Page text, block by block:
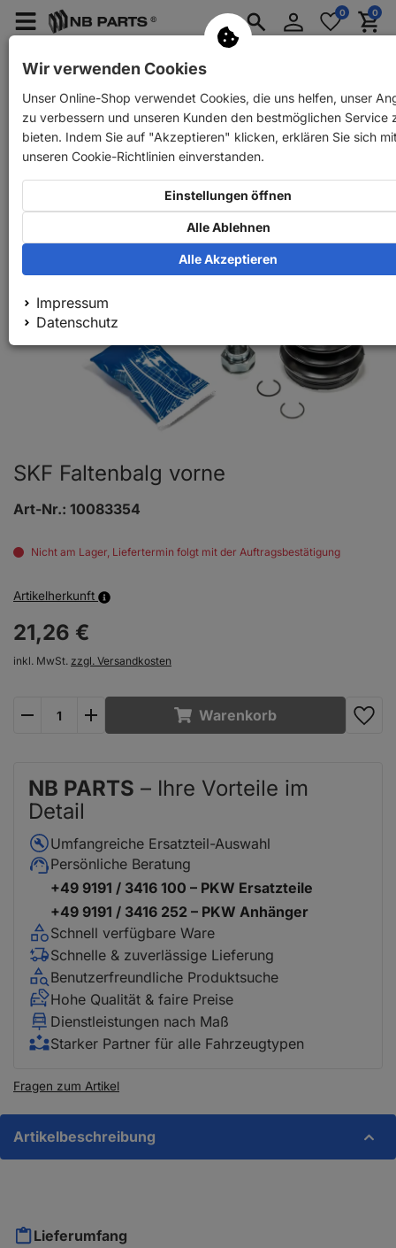
Menü
PKW Anhänger Ersatzteile
AnmeldenMerkzettel
aufklappen
0 0
Zurück PKW Ersatzteile SKF Faltenbalg vorne
SKF Faltenbalg vorne
Art-Nr.: 10083354
Nicht am Lager, Liefertermin folgt mit der Auftragsbestätigung
Artikelherkunft
21,26 €
inkl. MwSt. zzgl. Versandkosten
Warenkorb
NB PARTS – Ihre Vorteile im
Detail
Umfangreiche Ersatzteil-Auswahl
Persönliche Beratung
+49 9191 / 3416 100 – PKW Ersatzteile
+49 9191 / 3416 252 – PKW Anhänger
Schnell verfügbare Ware
Schnelle & zuverlässige Lieferung
Benutzerfreundliche Produktsuche
Hohe Qualität & faire Preise
Dienstleistungen nach Maß
Starker Partner für alle Fahrzeugtypen
Fragen zum Artikel
Artikelbeschreibung
Lieferumfang
Wir verwenden Cookies
Unser Online-Shop verwendet Cookies, die uns helfen, unser
zu verbessern und unseren Kunden den bestmöglichen Service
bieten. Indem Sie auf "Akzeptieren" klicken, erklären Sie sich
unseren Cookie-Richtlinien einverstanden.
Einstellungen öffnen
Alle Ablehnen
Alle Akzeptieren
Impressum
Datenschutz